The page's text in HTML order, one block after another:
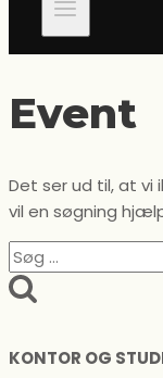
Event
Det ser ud til, at vi
vil en søgning
Søg
efter:
KONTOR OG